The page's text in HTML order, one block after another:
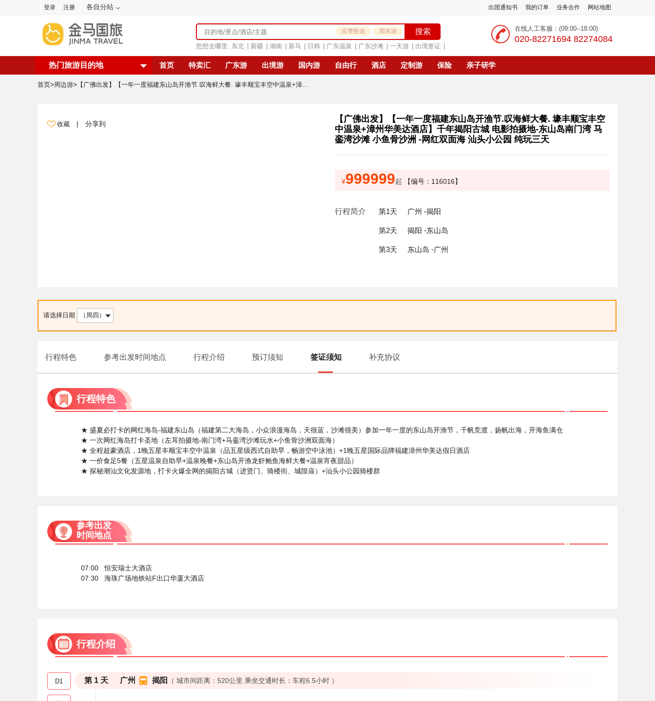
登录 注册 各自分站 出团通知书 我的订单 业务合作 网站地图
应季甄选 周末游 搜索
您想去哪里: 东北 新疆 湖南 新马 日韩 广东温泉 广东沙滩 一天游 出境签证
在线人工客服：(09:00--18:00)
‭020-82271694 82274084
热门旅游目的地 首页 特卖汇 广东游 出境游 国内游 自由行 酒店 定制游 保险 亲子研学
首页>周边游> 【广佛出发】【一年一度福建东山岛开渔节.叹海鲜大餐. 壕丰顺宝丰空中温泉+漳州华美达酒店】千年揭阳古城 电影拍摄地-东山岛南门湾 马銮湾沙滩 小鱼骨沙洲 -网红双面海 汕头小公园 纯玩三天
收藏 | 分享到
【广佛出发】【一年一度福建东山岛开渔节.叹海鲜大餐. 壕丰顺宝丰空
中温泉+漳州华美达酒店】千年揭阳古城 电影拍摄地-东山岛南门湾 马
銮湾沙滩 小鱼骨沙洲 -网红双面海 汕头小公园 纯玩三天
¥999999起 【编号：116016】
行程简介 第1天 广州 -揭阳
第2天 揭阳 -东山岛
第3天 东山岛 -广州
请选择日期 （周四）
行程特色 参考出发时间地点 行程介绍 预订须知 签证须知 补充协议
行程特色
★ 盛夏必打卡的网红海岛-福建东山岛（福建第二大海岛，小众浪漫海岛，天很蓝，沙滩很美）参加一年一度的东山岛开渔节，千帆竞渡，扬帆出海，开海鱼满仓
★ 一次网红海岛打卡圣地（左耳拍摄地-南门湾+马銮湾沙滩玩水+小鱼骨沙洲双面海）
★ 全程超豪酒店，1晚五星丰顺宝丰空中温泉（品五星级西式自助早，畅游空中泳池）+1晚五星国际品牌福建漳州华美达假日酒店
★ 一价食足5餐（五星温泉自助早+温泉晚餐+东山岛开渔龙虾鲍鱼海鲜大餐+温泉宵夜甜品）
★ 探秘潮汕文化发源地，打卡火爆全网的揭阳古城（进贤门、骑楼街、城隍庙）+汕头小公园骑楼群
参考出发
时间地点
07:00 恒安瑞士大酒店
07:30 海珠广场地铁站F出口华厦大酒店
行程介绍
D1 第 1 天 广州 揭阳 （ 城市间距离：520公里 乘坐交通时长：车程6.5小时 ）